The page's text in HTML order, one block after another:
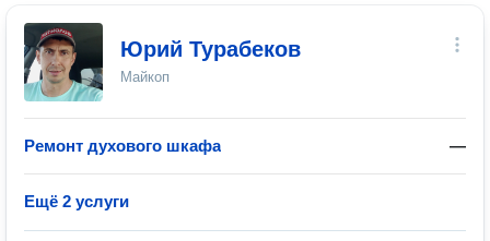
Юрий Турабеков
Майкоп
Ремонт духового шкафа —
Ещё 2 услуги